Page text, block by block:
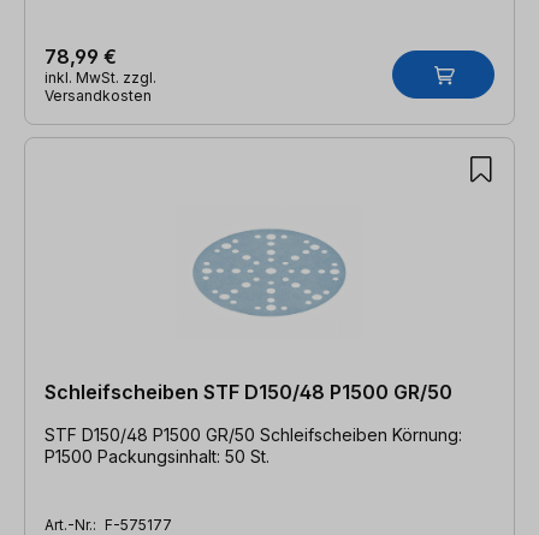
78,99 €
inkl. MwSt. zzgl.
Versandkosten
Schleifscheiben STF D150/48 P1500 GR/50
STF D150/48 P1500 GR/50 Schleifscheiben Körnung:
P1500 Packungsinhalt: 50 St.
Art.-Nr.: F-575177